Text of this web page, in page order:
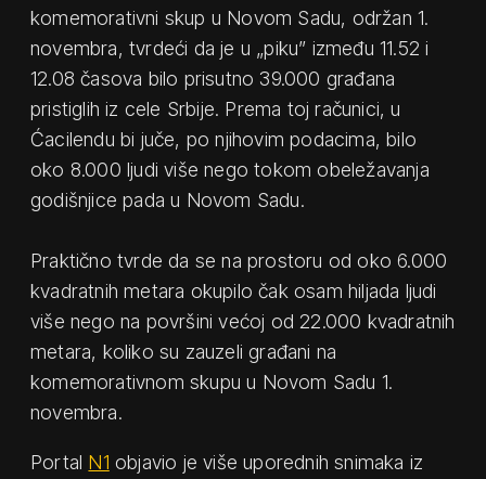
komemorativni skup u Novom Sadu, održan 1.
novembra, tvrdeći da je u „piku” između 11.52 i
12.08 časova bilo prisutno 39.000 građana
pristiglih iz cele Srbije. Prema toj računici, u
Ćacilendu bi juče, po njihovim podacima, bilo
oko 8.000 ljudi više nego tokom obeležavanja
godišnjice pada u Novom Sadu.
Praktično tvrde da se na prostoru od oko 6.000
kvadratnih metara okupilo čak osam hiljada ljudi
više nego na površini većoj od 22.000 kvadratnih
metara, koliko su zauzeli građani na
komemorativnom skupu u Novom Sadu 1.
novembra.
Portal N1 objavio je više uporednih snimaka iz